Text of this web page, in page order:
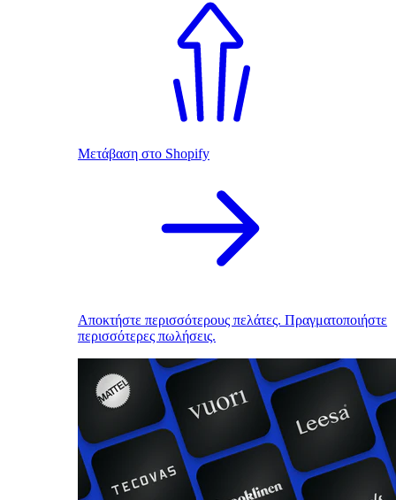
Μετάβαση στο Shopify
Αποκτήστε περισσότερους πελάτες. Πραγματοποιήστε
περισσότερες πωλήσεις.